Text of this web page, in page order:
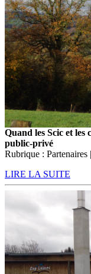
Quand les Scic et
public-privé
Rubrique : Partenaires
LIRE LA SUITE